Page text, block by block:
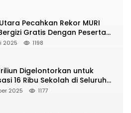
Pecahkan Rekor MURI
Gratis Dengan Peserta
2025 1198
Digelontorkan untuk
16 Ribu Sekolah di Seluruh
2025 1177